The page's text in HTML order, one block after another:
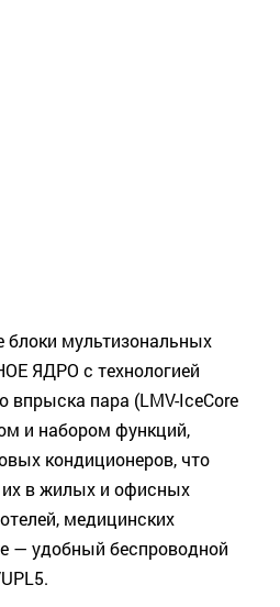
блоки мультизональных
ЯДРО с технологией
впрыска пара (LMV-IceCore
и набором функций,
кондиционеров, что
в жилых и офисных
медицинских
— удобный беспроводной